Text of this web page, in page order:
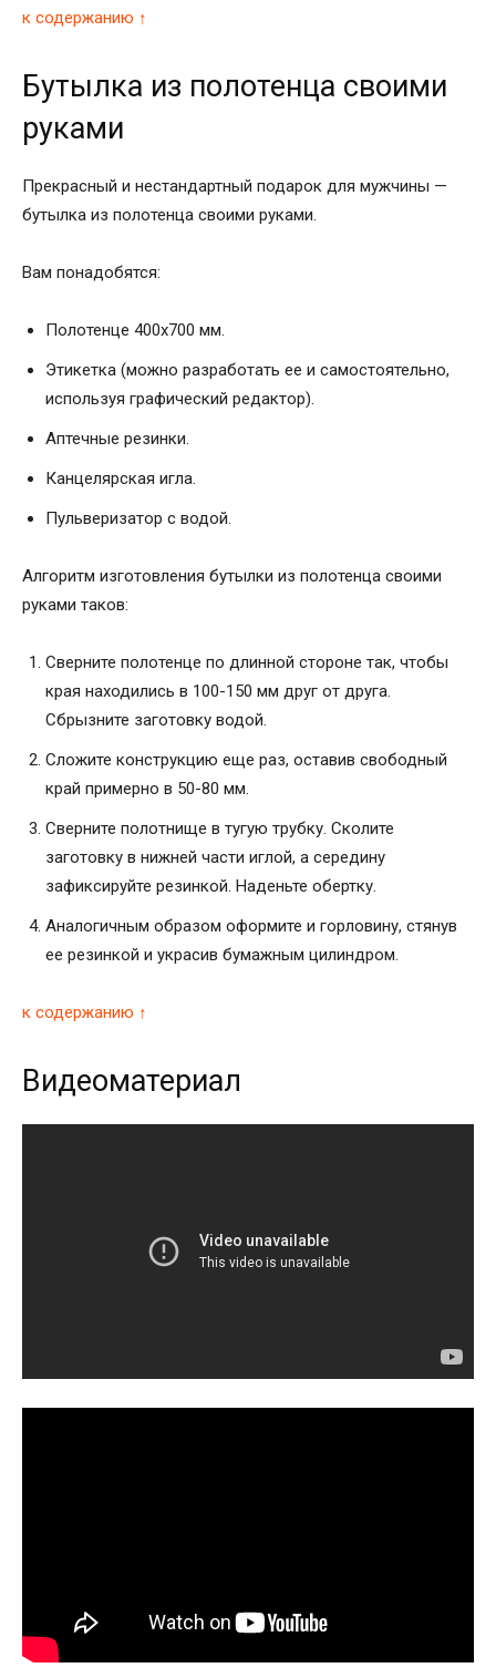
к содержанию ↑
Бутылка из полотенца своими
руками
Прекрасный и нестандартный подарок для мужчины —
бутылка из полотенца своими руками.
Вам понадобятся:
Полотенце 400х700 мм.
Этикетка (можно разработать ее и самостоятельно,
используя графический редактор).
Аптечные резинки.
Канцелярская игла.
Пульверизатор с водой.
Алгоритм изготовления бутылки из полотенца своими
руками таков:
Сверните полотенце по длинной стороне так, чтобы
края находились в 100-150 мм друг от друга.
Сбрызните заготовку водой.
Сложите конструкцию еще раз, оставив свободный
край примерно в 50-80 мм.
Сверните полотнище в тугую трубку. Сколите
заготовку в нижней части иглой, а середину
зафиксируйте резинкой. Наденьте обертку.
Аналогичным образом оформите и горловину, стянув
ее резинкой и украсив бумажным цилиндром.
к содержанию ↑
Видеоматериал